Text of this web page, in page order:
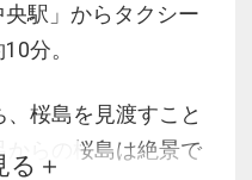
央駅」からタクシー
分。
桜島を見渡すこと
からの桜島は絶景で
る